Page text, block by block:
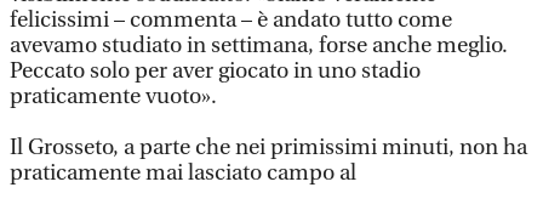
felicissimi – commenta – è andato tutto come
avevamo studiato in settimana, forse anche meglio.
Peccato solo per aver giocato in uno stadio
praticamente vuoto».
Il Grosseto, a parte che nei primissimi minuti, non ha
praticamente mai lasciato campo al